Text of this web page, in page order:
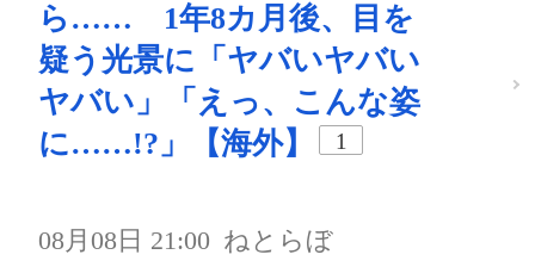
ら…… 1年8カ月後、目を
疑う光景に「ヤバいヤバい
ヤバい」「えっ、こんな姿
に……!?」【海外】
1
08月08日 21:00 ねとらぼ